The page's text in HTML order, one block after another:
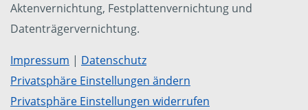
Aktenvernichtung, Festplattenvernichtung und
Datenträgervernichtung.
Impressum | Datenschutz
Privatsphäre Einstellungen ändern
Privatsphäre Einstellungen widerrufen